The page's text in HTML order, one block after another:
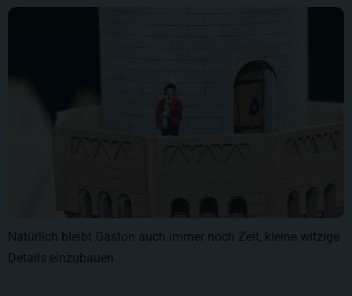
Natürlich bleibt Gaston auch immer noch Zeit, kleine witzige
Details einzubauen.